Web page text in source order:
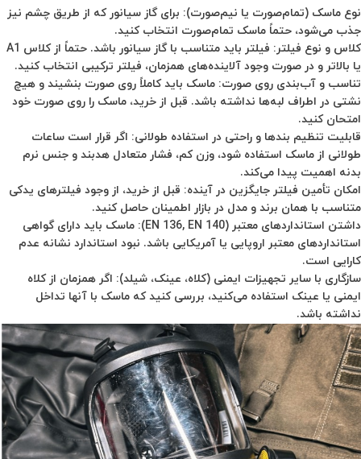
نوع ماسک (تمام‌صورت یا نیم‌صورت): برای گاز سیانور که از طریق چشم نیز
جذب می‌شود، حتماً ماسک تمام‌صورت انتخاب کنید.
کلاس و نوع فیلتر:
فیلتر باید متناسب با گاز سیانور باشد. حتماً از کلاس A1
یا بالاتر و در صورت وجود آلاینده‌های همزمان، فیلتر ترکیبی انتخاب کنید.
تناسب و آب‌بندی روی صورت: ماسک باید کاملاً روی صورت بنشیند و هیچ
نشتی در اطراف لبه‌ها نداشته باشد. قبل از خرید، ماسک را روی صورت خود
امتحان کنید.
قابلیت تنظیم بندها و راحتی در استفاده طولانی: اگر قرار است ساعات
طولانی از ماسک استفاده شود، وزن کم، فشار متعادل هدبند و جنس نرم
بدنه اهمیت پیدا می‌کند.
امکان تأمین فیلتر جایگزین در آینده: قبل از خرید، از وجود فیلترهای یدکی
متناسب با همان برند و مدل در بازار اطمینان حاصل کنید.
داشتن استانداردهای معتبر (EN 136, EN 140)
: ماسک باید دارای گواهی
استانداردهای معتبر اروپایی یا آمریکایی باشد. نبود استاندارد نشانه عدم
کارایی است.
سازگاری با سایر تجهیزات ایمنی (کلاه، عینک، شیلد): اگر همزمان از کلاه
ایمنی یا عینک استفاده می‌کنید، بررسی کنید که ماسک با آنها تداخل
نداشته باشد.